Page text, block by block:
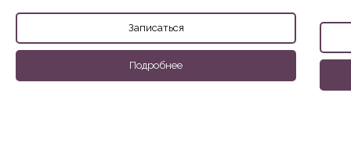
Записаться
Подробнее